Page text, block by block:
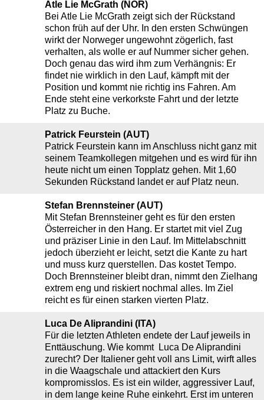
Atle Lie McGrath (NOR)
Bei Atle Lie McGrath zeigt sich der Rückstand
schon früh auf der Uhr. In den ersten Schwüngen
wirkt der Norweger ungewohnt zögerlich, fast
verhalten, als wolle er auf Nummer sicher gehen.
Doch genau das wird ihm zum Verhängnis: Er
findet nie wirklich in den Lauf, kämpft mit der
Position und kommt nie richtig ins Fahren. Am
Ende steht eine verkorkste Fahrt und der letzte
Platz zu Buche.
Patrick Feurstein (AUT)
Patrick Feurstein kann im Anschluss nicht ganz mit
seinem Teamkollegen mitgehen und es wird für ihn
heute nicht um einen Topplatz gehen. Mit 1,60
Sekunden Rückstand landet er auf Platz neun.
Stefan Brennsteiner (AUT)
Mit Stefan Brennsteiner geht es für den ersten
Österreicher in den Hang. Er startet mit viel Zug
und präziser Linie in den Lauf. Im Mittelabschnitt
jedoch überzieht er leicht, setzt die Kante zu hart
und muss kurz querstellen. Das kostet Tempo.
Doch Brennsteiner bleibt dran, nimmt den Zielhang
extrem eng und riskiert nochmal alles. Im Ziel
reicht es für einen starken vierten Platz.
Luca De Aliprandini (ITA)
Für die letzten Athleten endete der Lauf jeweils in
Enttäuschung. Wie kommt Luca De Aliprandini
zurecht? Der Italiener geht voll ans Limit, wirft alles
in die Waagschale und attackiert den Kurs
kompromisslos. Es ist ein wilder, aggressiver Lauf,
in dem lange keine Ruhe einkehrt. Erst im unteren